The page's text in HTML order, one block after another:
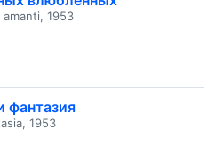
1953
фантазия
1953